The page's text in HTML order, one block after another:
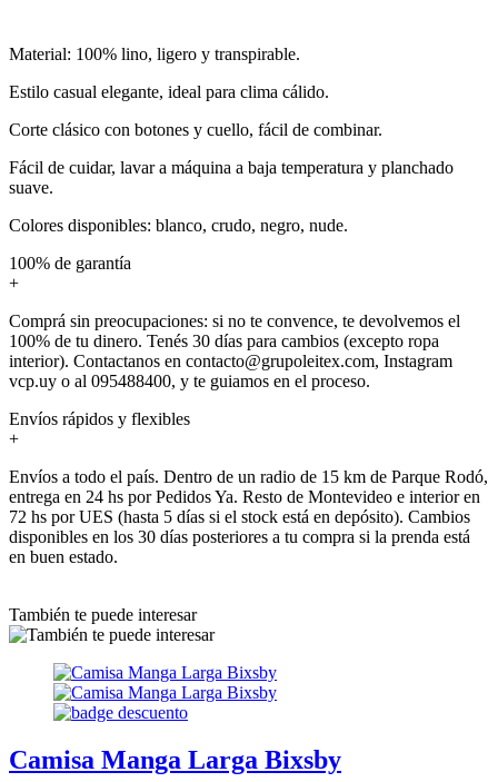
Material: 100% lino, ligero y transpirable.
Estilo casual elegante, ideal para clima cálido.
Corte clásico con botones y cuello, fácil de combinar.
Fácil de cuidar, lavar a máquina a baja temperatura y planchado
suave.
Colores disponibles: blanco, crudo, negro, nude.
100% de garantía
+
Comprá sin preocupaciones: si no te convence, te devolvemos el
100% de tu dinero. Tenés 30 días para cambios (excepto ropa
interior). Contactanos en contacto@grupoleitex.com, Instagram
vcp.uy o al 095488400, y te guiamos en el proceso.
Envíos rápidos y flexibles
+
Envíos a todo el país. Dentro de un radio de 15 km de Parque Rodó,
entrega en 24 hs por Pedidos Ya. Resto de Montevideo e interior en
72 hs por UES (hasta 5 días si el stock está en depósito). Cambios
disponibles en los 30 días posteriores a tu compra si la prenda está
en buen estado.
También te puede interesar
Camisa Manga Larga Bixsby